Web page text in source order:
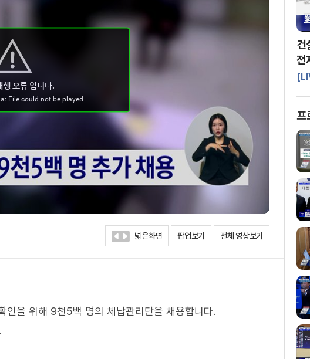
넓은화면 팝업보기 전체 영상보기
을 위해 9천5백 명의 체납관리단을 채용합니다.
건
전
프